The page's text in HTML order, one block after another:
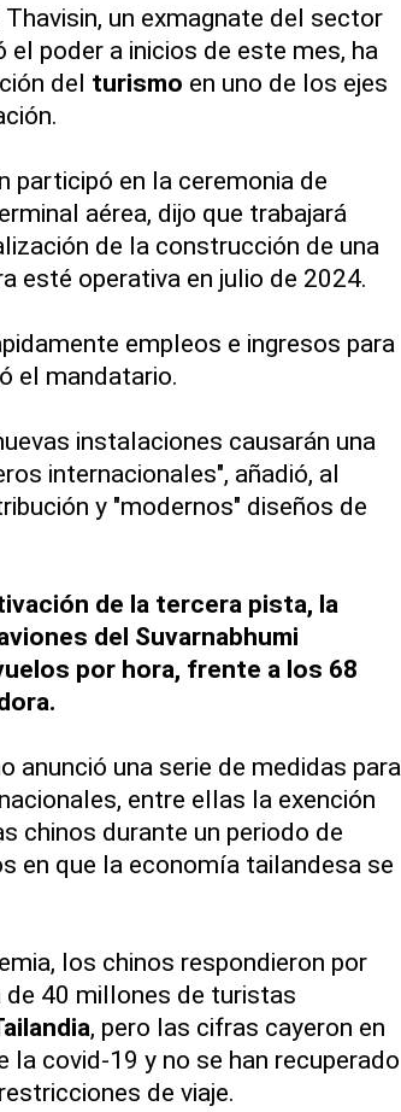
un exmagnate del sector
el poder a inicios de este mes, ha
del turismo en uno de los ejes
participó en la ceremonia de
aérea, dijo que trabajará
de la construcción de una
esté operativa en julio de 2024.
empleos e ingresos para
el mandatario.
instalaciones causarán una
internacionales", añadió, al
y "modernos" diseños de
de la tercera pista, la
del Suvarnabhumi
por hora, frente a los 68
anunció una serie de medidas para
entre ellas la exención
chinos durante un periodo de
en que la economía tailandesa se
los chinos respondieron por
40 millones de turistas
, pero las cifras cayeron en
la covid-19 y no se han recuperado
de viaje.